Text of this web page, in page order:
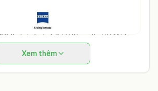
mặt, tạo điểm nhấn và thay đổi
thực hiển bởi KTV Khúc Xạ BV Mắt
kinh nghiệm cùng trang thiết bị máy
động.
Xem thêm